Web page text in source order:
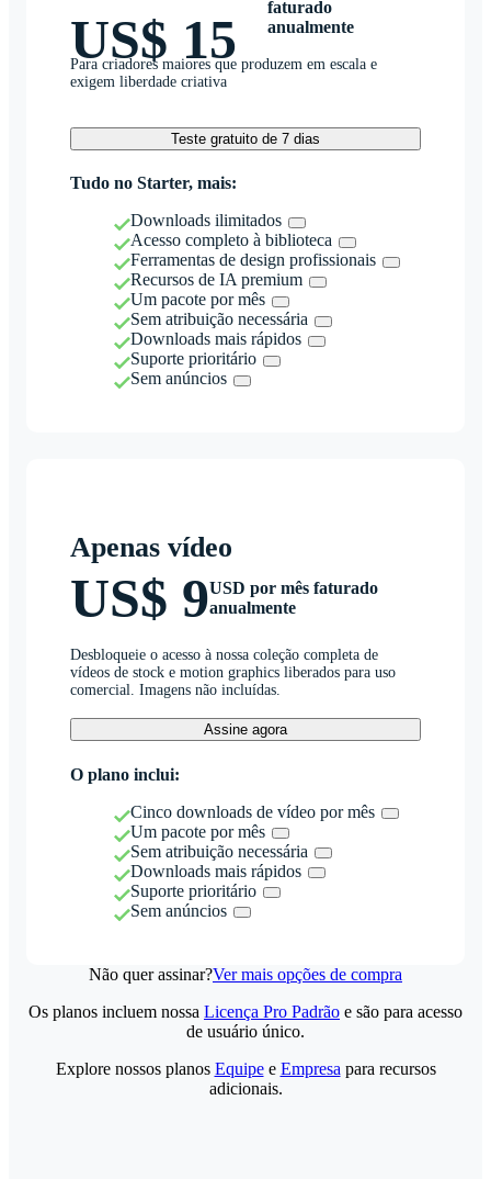
US$ 15
faturado
anualmente
Para criadores maiores que produzem em escala e
exigem liberdade criativa
Teste gratuito de 7 dias
Tudo no Starter, mais:
Downloads ilimitados
Acesso completo à biblioteca
Ferramentas de design profissionais
Recursos de IA premium
Um pacote por mês
Sem atribuição necessária
Downloads mais rápidos
Suporte prioritário
Sem anúncios
Apenas vídeo
US$ 9USD por mês faturado
anualmente
Desbloqueie o acesso à nossa coleção completa de
vídeos de stock e motion graphics liberados para uso
comercial. Imagens não incluídas.
Assine agora
O plano inclui:
Cinco downloads de vídeo por mês
Um pacote por mês
Sem atribuição necessária
Downloads mais rápidos
Suporte prioritário
Sem anúncios
Não quer assinar?Ver mais opções de compra
Os planos incluem nossa Licença Pro Padrão e são para acesso
de usuário único.
Explore nossos planos Equipee Empresa para recursos
adicionais.